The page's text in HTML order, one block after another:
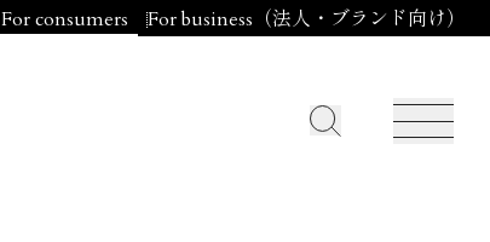
For consumers For business（法人・ブランド向け）